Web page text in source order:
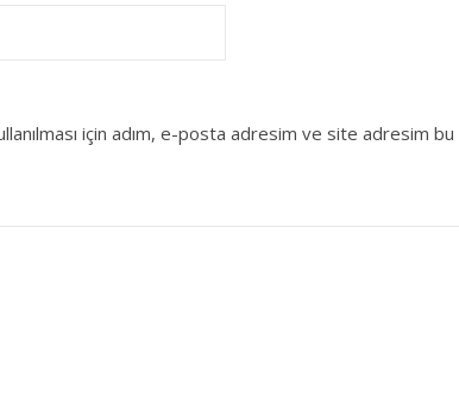
için adım, e-posta adresim ve site adresim bu